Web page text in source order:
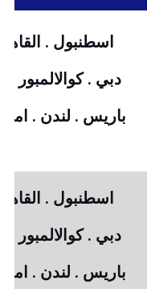
اسطنبول .
دبي . كوالالمبور
باريس . لندن .
اسطنبول .
دبي . كوالالمبور
باريس . لندن .